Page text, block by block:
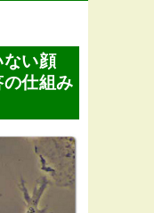
ない顔
仕組み